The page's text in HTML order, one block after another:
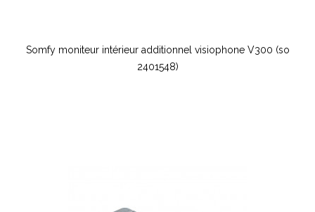
Somfy moniteur intérieur additionnel visiophone V300 (so
2401548)